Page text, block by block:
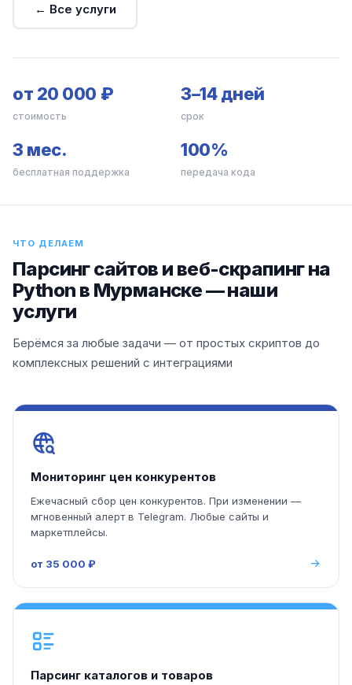
← Все услуги
от 20 000 ₽
стоимость
3–14 дней
срок
3 мес.
бесплатная поддержка
100%
передача кода
ЧТО ДЕЛАЕМ
Парсинг сайтов и веб-скрапинг на
Python в Мурманске — наши
услуги
Берёмся за любые задачи — от простых скриптов до
комплексных решений с интеграциями
Мониторинг цен конкурентов
Ежечасный сбор цен конкурентов. При изменении —
мгновенный алерт в Telegram. Любые сайты и
маркетплейсы.
от 35 000 ₽
Парсинг каталогов и товаров